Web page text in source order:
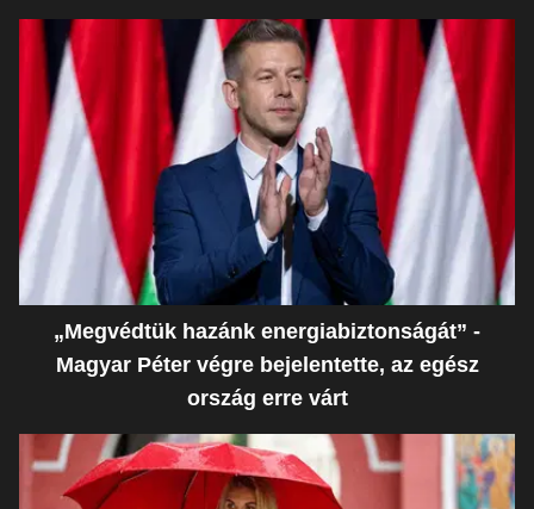
„Megvédtük hazánk energiabiztonságát” -
Magyar Péter végre bejelentette, az egész
ország erre várt